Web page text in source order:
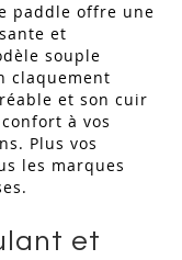
paddle offre une
et
souple
claquement
et son cuir
à vos
Plus vos
les marques
et